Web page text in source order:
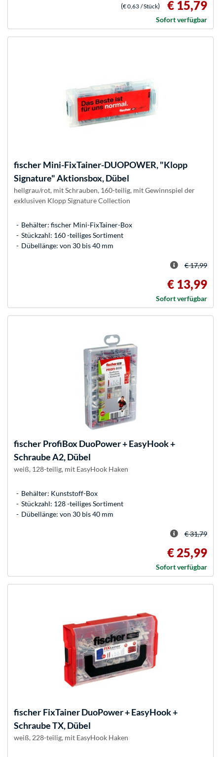
(€ 0,63 / Stück) € 15,79
Sofort verfügbar
fischer Mini-FixTainer-DUOPOWER, "Klopp
Signature" Aktionsbox, Dübel
hellgrau/rot, mit Schrauben, 160-teilig, mit Gewinnspiel der
exklusiven Klopp Signature Collection
Behälter: fischer Mini-FixTainer-Box
Stückzahl: 160 -teiliges Sortiment
Dübellänge: von 30 bis 40 mm
€ 17,99
€ 13,99
Sofort verfügbar
fischer ProfiBox DuoPower + EasyHook +
Schraube A2, Dübel
weiß, 128-teilig, mit EasyHook Haken
Behälter: Kunststoff-Box
Stückzahl: 128 -teiliges Sortiment
Dübellänge: von 30 bis 40 mm
€ 31,79
€ 25,99
Sofort verfügbar
fischer FixTainer DuoPower + EasyHook +
Schraube TX, Dübel
weiß, 228-teilig, mit EasyHook Haken